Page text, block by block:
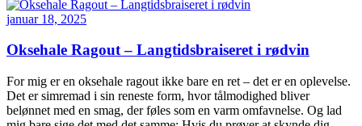
januar 18, 2025
Oksehale Ragout – Langtidsbraiseret i rødvin
For mig er en oksehale ragout ikke bare en ret – det er en oplevelse.
Det er simremad i sin reneste form, hvor tålmodighed bliver
belønnet med en smag, der føles som en varm omfavnelse. Og lad